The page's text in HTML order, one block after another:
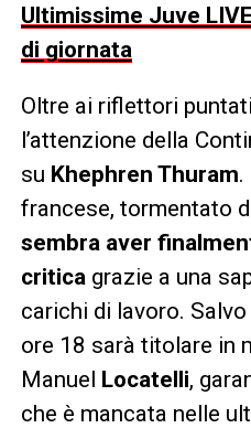
Ultimissime Juve
di giornata
Oltre ai riflettori
l’attenzione della
su Khephren Thuram.
francese, tormentato
sembra aver
criticagrazie a una
carichi di lavoro.
ore 18 sarà titolare in
Manuel Locatelli,
che è mancata nelle